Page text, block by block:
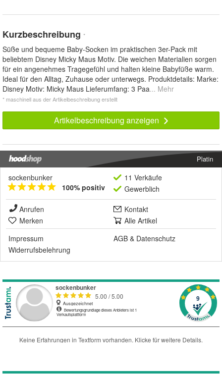
Kurzbeschreibung *
Süße und bequeme Baby-Socken im praktischen 3er-Pack mit
beliebtem Disney Micky Maus Motiv. Die weichen Materialien sorgen
für ein angenehmes Tragegefühl und halten kleine Babyfüße warm.
Ideal für den Alltag, Zuhause oder unterwegs. Produktdetails: Marke:
Disney Motiv: Micky Maus Lieferumfang: 3 Paa... Mehr
* maschinell aus der Artikelbeschreibung erstellt
Artikelbeschreibung anzeigen
Platin
sockenbunker
100% positiv
11 Verkäufe
Gewerblich
Anrufen
Kontakt
Merken
Alle Artikel
Impressum
AGB & Datenschutz
Widerrufsbelehrung